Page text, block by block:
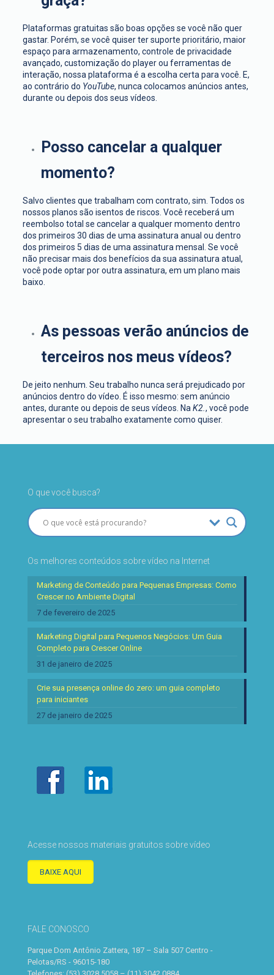
Plataformas gratuitas são boas opções se você não quer
gastar. Porém, se você quiser ter suporte prioritário, maior
espaço para armazenamento, controle de privacidade
avançado, customização do player ou ferramentas de
interação, nossa plataforma é a escolha certa para você. E,
ao contrário do YouTube, nunca colocamos anúncios antes,
durante ou depois dos seus vídeos.
Posso cancelar a qualquer
momento?
Salvo clientes que trabalham com contrato, sim. Todos os
nossos planos são isentos de riscos. Você receberá um
reembolso total se cancelar a qualquer momento dentro
dos primeiros 30 dias de uma assinatura anual ou dentro
dos primeiros 5 dias de uma assinatura mensal. Se você
não precisar mais dos benefícios da sua assinatura atual,
você pode optar por outra assinatura, em um plano mais
baixo.
As pessoas verão anúncios de
terceiros nos meus vídeos?
De jeito nenhum. Seu trabalho nunca será prejudicado por
anúncios dentro do vídeo. É isso mesmo: sem anúncio
antes, durante ou depois de seus vídeos. Na K2. , você pode
apresentar o seu trabalho exatamente como quiser.
O que você busca?
Os melhores conteúdos sobre vídeo na Internet
Marketing de Conteúdo para Pequenas Empresas: Como
Crescer no Ambiente Digital
7 de fevereiro de 2025
Marketing Digital para Pequenos Negócios: Um Guia
Completo para Crescer Online
31 de janeiro de 2025
Crie sua presença online do zero: um guia completo
para iniciantes
27 de janeiro de 2025
Acesse nossos materiais gratuitos sobre vídeo
BAIXE AQUI
FALE CONOSCO
Parque Dom Antônio Zattera, 187 – Sala 507 Centro -
Pelotas/RS - 96015-180